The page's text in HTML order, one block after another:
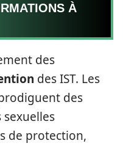
À
des
des IST. Les
des
de protection,